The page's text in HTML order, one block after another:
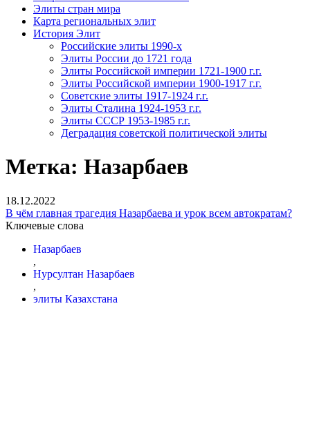
Элиты стран мира
Картa региональных элит
История Элит
Российские элиты 1990-х
Элиты России до 1721 года
Элиты Российской империи 1721-1900 г.г.
Элиты Российской империи 1900-1917 г.г.
Советские элиты 1917-1924 г.г.
Элиты Сталина 1924-1953 г.г.
Элиты СССР 1953-1985 г.г.
Деградация советской политической элиты
Метка: Назарбаев
18.12.2022
В чём главная трагедия Назарбаева и урок всем автократам?
Ключевые слова
Назарбаев
,
Нурсултан Назарбаев
,
элиты Казахстана